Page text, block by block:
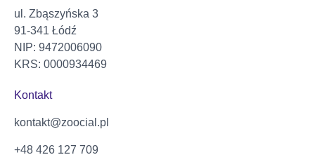
ul. Zbąszyńska 3
91-341 Łódź
NIP: 9472006090
KRS: 0000934469
Kontakt
kontakt@zoocial.pl
+48 426 127 709